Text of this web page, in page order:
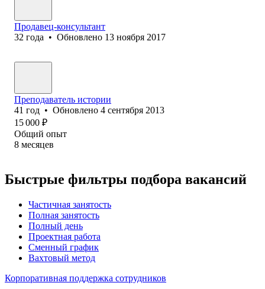
Продавец-консультант
32 года • Обновлено 13 ноября 2017
Преподаватель истории
41 год • Обновлено 4 сентября 2013
15 000 ₽
Общий опыт
8 месяцев
Быстрые фильтры подбора вакансий
Частичная занятость
Полная занятость
Полный день
Проектная работа
Сменный график
Вахтовый метод
Корпоративная поддержка сотрудников